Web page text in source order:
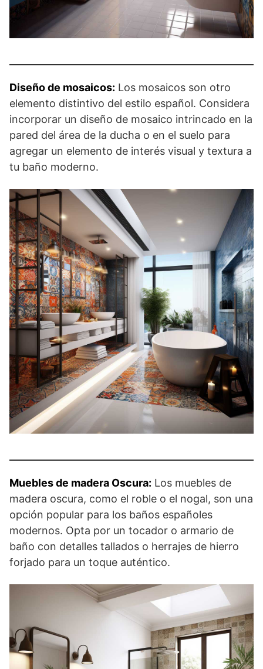
Diseño de mosaicos: Los mosaicos son otro
elemento distintivo del estilo español. Considera
incorporar un diseño de mosaico intrincado en la
pared del área de la ducha o en el suelo para
agregar un elemento de interés visual y textura a
tu baño moderno.
Muebles de madera Oscura: Los muebles de
madera oscura, como el roble o el nogal, son una
opción popular para los baños españoles
modernos. Opta por un tocador o armario de
baño con detalles tallados o herrajes de hierro
forjado para un toque auténtico.